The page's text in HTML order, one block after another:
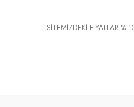
SİTEMİZDEKİ FİYATLAR %